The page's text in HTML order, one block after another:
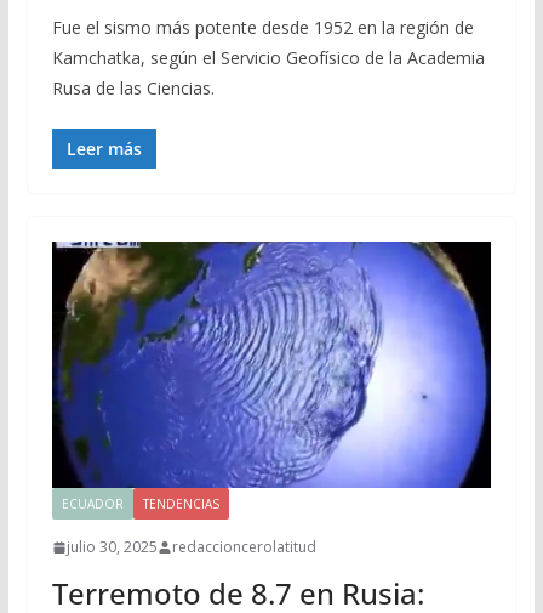
Fue el sismo más potente desde 1952 en la región de
Kamchatka, según el Servicio Geofísico de la Academia
Rusa de las Ciencias.
Leer más
ECUADOR TENDENCIAS
julio 30, 2025 redaccioncerolatitud
Terremoto de 8.7 en Rusia: